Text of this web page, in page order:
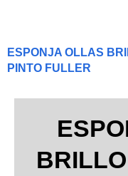
ESPONJA OLLAS
PINTO FULLER